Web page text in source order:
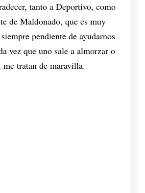
tanto a Deportivo, como
de Maldonado, que es muy
pendiente de ayudarnos
vez que uno sale a almorzar o
tratan de maravilla.